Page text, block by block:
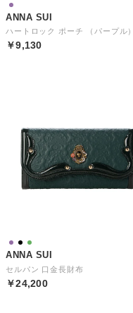
ANNA SUI
ハートロック ポーチ （パープル）
￥9,130
ANNA SUI
セルパン 口金長財布
￥24,200